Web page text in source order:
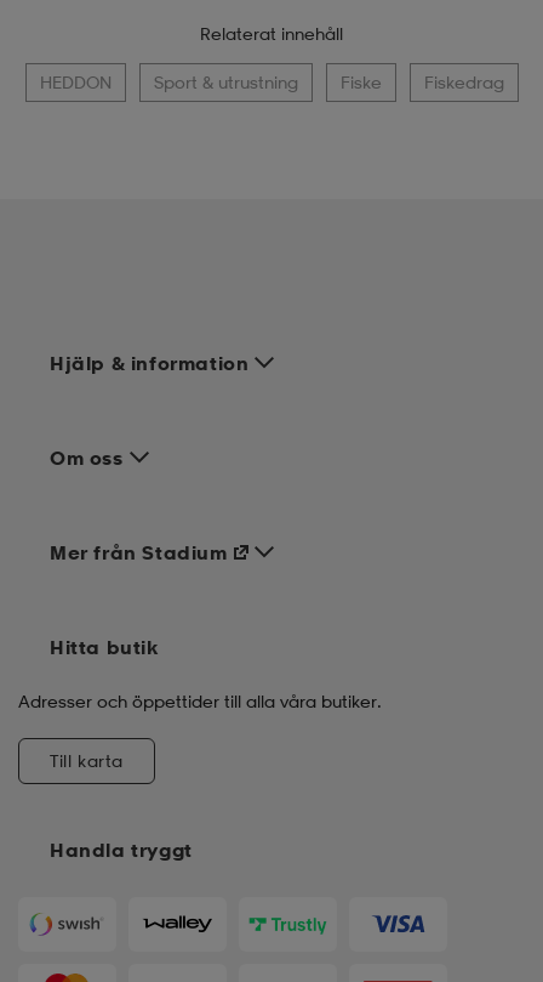
Relaterat innehåll
HEDDON Sport & utrustning Fiske Fiskedrag
Hjälp & information
Om oss
Handla tryggt
Mer från Stadium
Hitta butik
Adresser och öppettider till alla våra butiker.
Till karta